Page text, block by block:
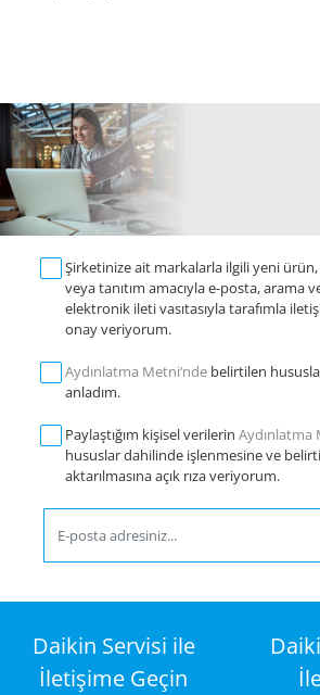
Şirketinize ait markalarla ilgili yeni
veya tanıtım amacıyla e-posta, arama
elektronik ileti vasıtasıyla tarafımla
onay veriyorum.
Aydınlatma Metni‘nde belirtilen
anladım.
Paylaştığım kişisel verilerin Aydınlatma
hususlar dahilinde işlenmesine ve
aktarılmasına açık rıza veriyorum.
Daikin Servisi ile
İletişime Geçin